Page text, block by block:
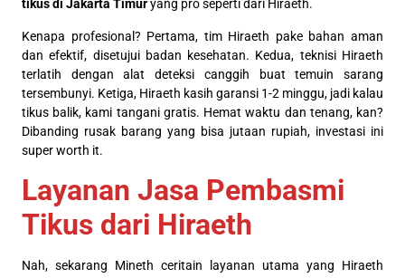
tikus di Jakarta Timuryang pro seperti dari Hiraeth.
Kenapa profesional? Pertama, tim Hiraeth pake bahan aman
dan efektif, disetujui badan kesehatan. Kedua, teknisi Hiraeth
terlatih dengan alat deteksi canggih buat temuin sarang
tersembunyi. Ketiga, Hiraeth kasih garansi 1-2 minggu, jadi kalau
tikus balik, kami tangani gratis. Hemat waktu dan tenang, kan?
Dibanding rusak barang yang bisa jutaan rupiah, investasi ini
super worth it.
Layanan Jasa Pembasmi
Tikus dari Hiraeth
Nah, sekarang Mineth ceritain layanan utama yang Hiraeth